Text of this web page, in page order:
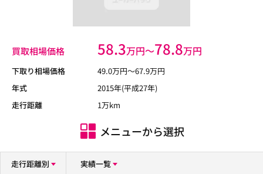
買取相場価格 58.3万円〜78.8万円
下取り相場価格 49.0万円〜67.9万円
年式
2015年(平成27年)
走行距離
1万km
メニューから選択
走行距離別 実績一覧